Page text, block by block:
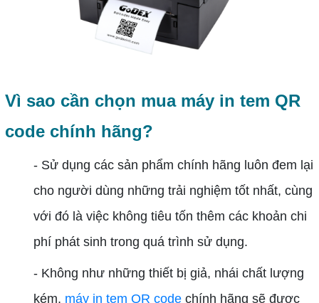
Vì sao cần chọn mua máy in tem QR
code chính hãng?
- Sử dụng các sản phẩm chính hãng luôn đem lại
cho người dùng những trải nghiệm tốt nhất, cùng
với đó là việc không tiêu tốn thêm các khoản chi
phí phát sinh trong quá trình sử dụng.
- Không như những thiết bị giả, nhái chất lượng
kém, máy in tem QR codechính hãng sẽ được